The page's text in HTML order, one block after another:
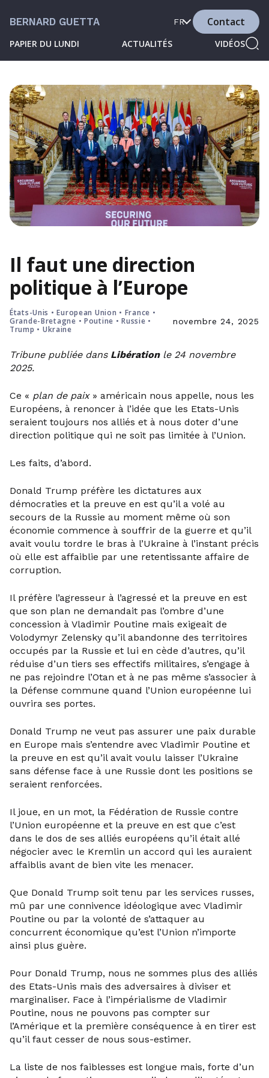
BERNARD GUETTA
PAPIER DU LUNDI ACTUALITÉS VIDÉOS
FR Contact
Il faut une direction
politique à l’Europe
États-Unis •European Union • France •
Grande-Bretagne • Poutine •Russie •
Trump • Ukraine
novembre 24, 2025
Tribune publiée dans Libérationle 24 novembre
2025.
Ce « plan de paix» américain nous appelle, nous les
Européens, à renoncer à l’idée que les Etats-Unis
seraient toujours nos alliés et à nous doter d’une
direction politique qui ne soit pas limitée à l’Union.
Les faits, d’abord.
Donald Trump préfère les dictatures aux
démocraties et la preuve en est qu’il a volé au
secours de la Russie au moment même où son
économie commence à souffrir de la guerre et qu’il
avait voulu tordre le bras à l’Ukraine à l’instant précis
où elle est affaiblie par une retentissante affaire de
corruption.
Il préfère l’agresseur à l’agressé et la preuve en est
que son plan ne demandait pas l’ombre d’une
concession à Vladimir Poutine mais exigeait de
Volodymyr Zelensky qu’il abandonne des territoires
occupés par la Russie et lui en cède d’autres, qu’il
réduise d’un tiers ses effectifs militaires, s’engage à
ne pas rejoindre l’Otan et à ne pas même s’associer à
la Défense commune quand l’Union européenne lui
ouvrira ses portes.
Donald Trump ne veut pas assurer une paix durable
en Europe mais s’entendre avec Vladimir Poutine et
la preuve en est qu’il avait voulu laisser l’Ukraine
sans défense face à une Russie dont les positions se
seraient renforcées.
Il joue, en un mot, la Fédération de Russie contre
l’Union européenne et la preuve en est que c’est
dans le dos de ses alliés européens qu’il était allé
négocier avec le Kremlin un accord qui les auraient
affaiblis avant de bien vite les menacer.
Que Donald Trump soit tenu par les services russes,
mû par une connivence idéologique avec Vladimir
Poutine ou par la volonté de s’attaquer au
concurrent économique qu’est l’Union n’importe
ainsi plus guère.
Pour Donald Trump, nous ne sommes plus des alliés
des Etats-Unis mais des adversaires à diviser et
marginaliser. Face à l’impérialisme de Vladimir
Poutine, nous ne pouvons pas compter sur
l’Amérique et la première conséquence à en tirer est
qu’il faut cesser de nous sous-estimer.
La liste de nos faiblesses est longue mais, forte d’un